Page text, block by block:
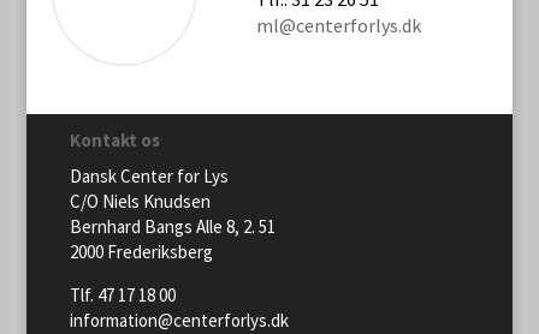
ml@centerforlys.dk
Kontakt os
Dansk Center for Lys
C/O Niels Knudsen
Bernhard Bangs Alle 8, 2. 51
2000 Frederiksberg
Tlf. 47 17 18 00
information@centerforlys.dk